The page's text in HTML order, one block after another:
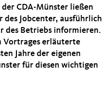
CDA-Münster ließen
des Jobcenter, ausführlich
des Betriebs informieren.
Vortrages erläuterte
Jahre der eigenen
für diesen wichtigen